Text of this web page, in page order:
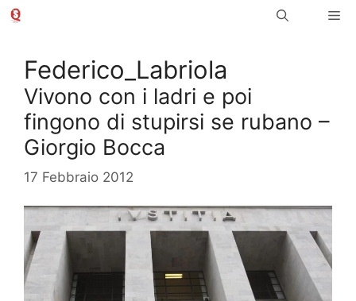
Vai
Federico_Labriola
Vivono con i ladri e poi
fingono di stupirsi se rubano –
Giorgio Bocca
17 Febbraio 2012